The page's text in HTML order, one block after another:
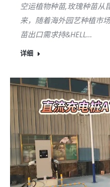
空运植物种苗,玫瑰种苗从
来，随着海外园艺种植市
苗出口需求持&HELL…
详细